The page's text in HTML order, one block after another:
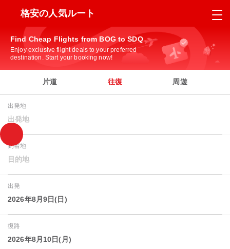
格安の人気ルート
Find Cheap Flights from BOG to SDQ
Enjoy exclusive flight deals to your preferred
destination. Start your booking now!
片道 往復 周遊
出発地
出発地
到着地
目的地
出発
2026年8月9日(日)
復路
2026年8月10日(月)